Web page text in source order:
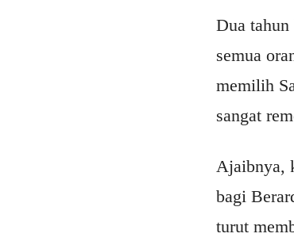
Dua
semua
memilih
sangat
Ajaibnya,
bagi
turut